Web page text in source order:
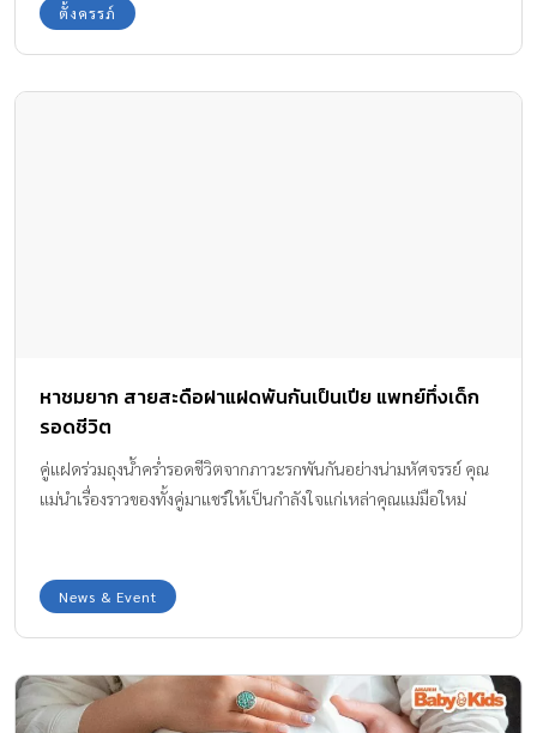
ตั้งครรภ์
หาชมยาก สายสะดือฝาแฝดพันกันเป็นเปีย แพทย์ทึ่งเด็ก
รอดชีวิต
คู่แฝดร่วมถุงน้ำคร่ำรอดชีวิตจากภาวะรกพันกันอย่างน่ามหัศจรรย์ คุณ
แม่นำเรื่องราวของทั้งคู่มาแชร์ให้เป็นกำลังใจแก่เหล่าคุณแม่มือใหม่
News & Event